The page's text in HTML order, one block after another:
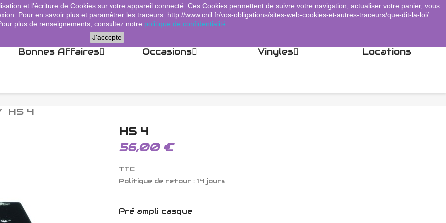
 Connexion shopping_cart Panier (0)
Bonnes Affaires Occasions Vinyles Locations
HS 4
HS 4
56,00 €
TTC
Politique de retour : 14 jours
Pré ampli casque
et l'écriture de Cookies sur votre appareil connecté. Ces Cookies permettent de suivre votre navigation, actualiser votre panier, vous
Pour en savoir plus et paramétrer les traceurs: http://www.cnil.fr/vos-obligations/sites-web-cookies-et-autres-traceurs/que-dit-la-loi/
plus de renseignements, consultez notre politique de confidentialité
J'accepte